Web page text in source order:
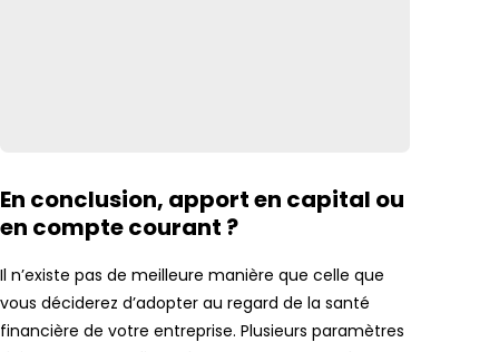
En conclusion, apport en capital ou
en compte courant ?
Il n’existe pas de meilleure manière que celle que
vous déciderez d’adopter au regard de la santé
financière de votre entreprise. Plusieurs paramètres